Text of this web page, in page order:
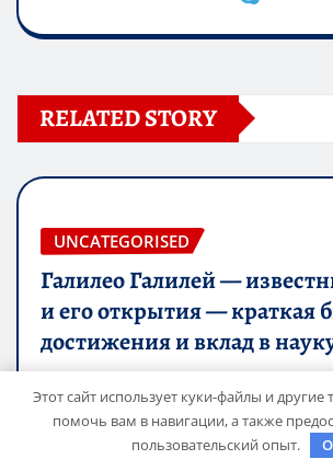
RELATED STORY
UNCATEGORISED
Галилео Галилей —
и его открытия — краткая
достижения и вклад в
mining_broth Фев 17, 2023
Этот сайт использует куки-файлы и другие
помочь вам в навигации, а также
пользовательский опыт.